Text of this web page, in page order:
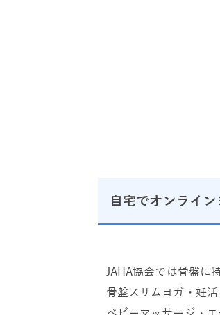
自宅でオンライ
JAHA協会では骨盤に
骨盤スリムヨガ・妊